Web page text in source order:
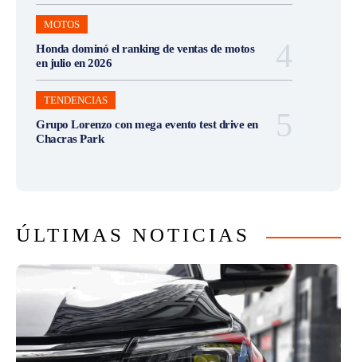
MOTOS
Honda dominó el ranking de ventas de motos
en julio en 2026
TENDENCIAS
Grupo Lorenzo con mega evento test drive en
Chacras Park
ÚLTIMAS NOTICIAS